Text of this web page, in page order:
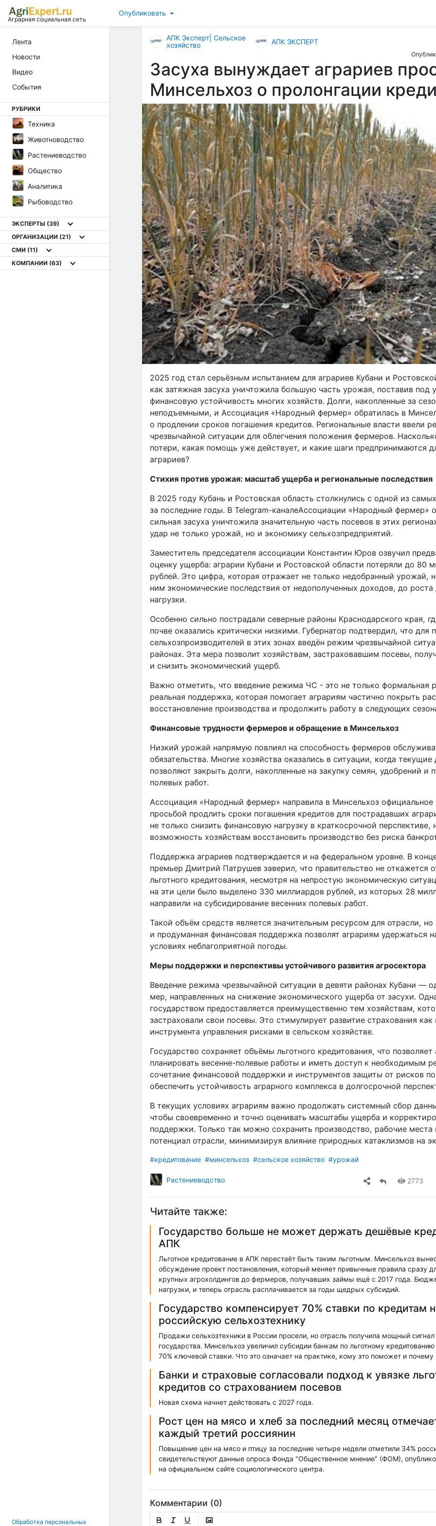
Аграрная социальная сеть
Опубликовать
Лента
Новости
Видео
События
РУБРИКИ
Техника
Животноводство
Растениеводство
Общество
Аналитика
Рыбоводство
ЭКСПЕРТЫ (39)
ОРГАНИЗАЦИИ (21)
СМИ (11)
КОМПАНИИ (63)
Обработка персональных
АПК Эксперт| Сельское
хозяйство
АПК ЭКСПЕРТ
Засуха вынуждает аграриев
Минсельхоз о пролонгации
2025 год стал серьёзным испытанием для аграриев Кубани и
как затяжная засуха уничтожила большую часть урожая, поставив под
финансовую устойчивость многих хозяйств. Долги, накопленные за
неподъемными, и Ассоциация «Народный фермер» обратилась в
о продлении сроков погашения кредитов. Региональные власти ввели
чрезвычайной ситуации для облегчения положения фермеров.
потери, какая помощь уже действует, и какие шаги предпринимаются
аграриев?
Стихия против урожая: масштаб ущерба и региональные последствия
В 2025 году Кубань и Ростовская область столкнулись с одной из
за последние годы. В Telegram-каналеАссоциации «Народный фермер»
сильная засуха уничтожила значительную часть посевов в этих
удар не только урожай, но и экономику сельхозпредприятий.
Заместитель председателя ассоциации Константин Юров озвучил
оценку ущерба: аграрии Кубани и Ростовской области потеряли до 80
рублей. Это цифра, которая отражает не только недобранный урожай,
ним экономические последствия от недополученных доходов, до роста
нагрузки.
Особенно сильно пострадали северные районы Краснодарского края,
почве оказались критически низкими. Губернатор подтвердил, что для
сельхозпроизводителей в этих зонах введён режим чрезвычайной
районах. Эта мера позволит хозяйствам, застраховавшим посевы,
и снизить экономический ущерб.
Важно отметить, что введение режима ЧС - это не только формальная
реальная поддержка, которая помогает аграриям частично покрыть
восстановление производства и продолжить работу в следующих
Финансовые трудности фермеров и обращение в Минсельхоз
Низкий урожай напрямую повлиял на способность фермеров
обязательства. Многие хозяйства оказались в ситуации, когда
позволяют закрыть долги, накопленные на закупку семян, удобрений и
полевых работ.
Ассоциация «Народный фермер» направила в Минсельхоз официальное
просьбой продлить сроки погашения кредитов для пострадавших
не только снизить финансовую нагрузку в краткосрочной перспективе,
возможность хозяйствам восстановить производство без риска
Поддержка аграриев подтверждается и на федеральном уровне. В
премьер Дмитрий Патрушев заверил, что правительство не откажется
льготного кредитования, несмотря на непростую экономическую
на эти цели было выделено 330 миллиардов рублей, из которых 28
направили на субсидирование весенних полевых работ.
Такой объём средств является значительным ресурсом для отрасли, но
и продуманная финансовая поддержка позволят аграриям удержаться
условиях неблагоприятной погоды.
Меры поддержки и перспективы устойчивого развития агросектора
Введение режима чрезвычайной ситуации в девяти районах Кубани —
мер, направленных на снижение экономического ущерба от засухи.
государством предоставляется преимущественно тем хозяйствам,
застраховали свои посевы. Это стимулирует развитие страхования как
инструмента управления рисками в сельском хозяйстве.
Государство сохраняет объёмы льготного кредитования, что позволяет
планировать весенне-полевые работы и иметь доступ к необходимым
сочетание финансовой поддержки и инструментов защиты от рисков
обеспечить устойчивость аграрного комплекса в долгосрочной
В текущих условиях аграриям важно продолжать системный сбор
чтобы своевременно и точно оценивать масштабы ущерба и
поддержки. Только так можно сохранить производство, рабочие
потенциал отрасли, минимизируя влияние природных катаклизмов на
#кредитование #минсельхоз #сельское хозяйство #урожай
Растениеводство 2773
Читайте также:
Государство больше не может держать дешёвые
АПК
Льготное кредитование в АПК перестаёт быть таким льготным. Минсельхоз
обсуждение проект постановления, который меняет привычные правила сразу
крупных агрохолдингов до фермеров, получавших займы ещё с 2017 года.
нагрузки, и теперь отрасль расплачивается за годы щедрых субсидий.
Государство компенсирует 70% ставки по кредитам
российскую сельхозтехнику
Продажи сельхозтехники в России просели, но отрасль получила мощный
государства. Минсельхоз увеличил субсидии банкам по льготному
70% ключевой ставки. Что это означает на практике, кому это поможет и
Банки и страховые согласовали подход к увязке
кредитов со страхованием посевов
Новая схема начнет действовать с 2027 года.
Рост цен на мясо и хлеб за последний месяц
каждый третий россиянин
Повышение цен на мясо и птицу за последние четыре недели отметили 34%
свидетельствуют данные опроса Фонда "Общественное мнение" (ФОМ),
на официальном сайте социологического центра.
Комментарии (0)